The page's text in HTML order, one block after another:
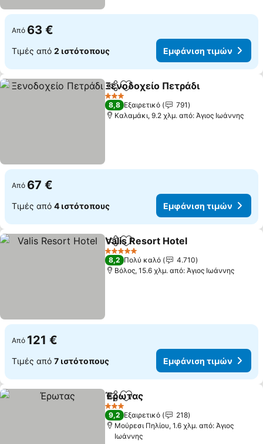
Από 63 €
Τιμές από 2 ιστότοπους Εμφάνιση τιμών
Κοινοποίηση
Προσθήκη στα αγαπημένα
Ξενοδοχείο Πετράδι
3 Αστέρια
8,8 Εξαιρετικό
791
Καλαμάκι, 9.2 χλμ. από: Άγιος Ιωάννης
Από 67 €
Τιμές από 4 ιστότοπους Εμφάνιση τιμών
Κοινοποίηση
Προσθήκη στα αγαπημένα
Valis Resort Hotel
5 Αστέρια
8,2 Πολύ καλό
4.710
Βόλος, 15.6 χλμ. από: Άγιος Ιωάννης
Από 121 €
Τιμές από 7 ιστότοπους Εμφάνιση τιμών
Κοινοποίηση
Προσθήκη στα αγαπημένα
Έρωτας
3 Αστέρια
9,2 Εξαιρετικό
218
Μούρεσι Πηλίου, 1.6 χλμ. από: Άγιος
Ιωάννης